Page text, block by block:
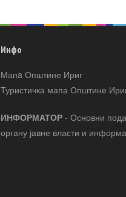
Инфо
Мапa Општине Ириг
Туристичка мапа Општине
ИНФОРМАТОР - Основни
органу јавне власти и